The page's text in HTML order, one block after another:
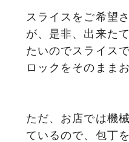
スライスをご希望
が、是非、出来た
たいのでスライス
ロックをそのまま
ただ、お店では機
ているので、包丁